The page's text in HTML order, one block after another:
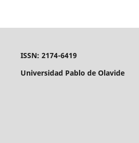
ISSN: 2174-6419
Universidad Pablo de Olavide